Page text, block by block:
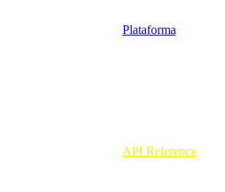
Plataforma
API Reference